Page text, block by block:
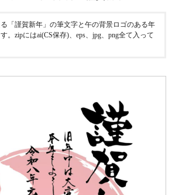
「謹賀新年」の筆文字と午の背景ロゴのある年
。zipにはai(CS保存)、eps、jpg、png全て入って